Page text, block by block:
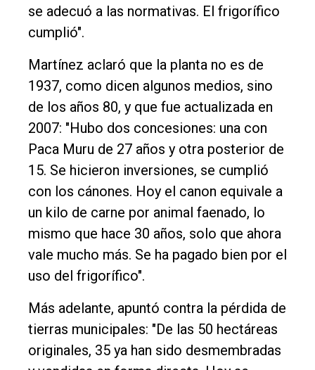
se adecuó a las normativas. El frigorífico
cumplió".
Martínez aclaró que la planta no es de
1937, como dicen algunos medios, sino
de los años 80, y que fue actualizada en
2007: "Hubo dos concesiones: una con
Paca Muru de 27 años y otra posterior de
15. Se hicieron inversiones, se cumplió
con los cánones. Hoy el canon equivale a
un kilo de carne por animal faenado, lo
mismo que hace 30 años, solo que ahora
vale mucho más. Se ha pagado bien por el
uso del frigorífico".
Más adelante, apuntó contra la pérdida de
tierras municipales: "De las 50 hectáreas
originales, 35 ya han sido desmembradas